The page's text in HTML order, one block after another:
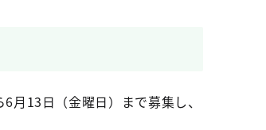
月13日（金曜日）まで募集し、